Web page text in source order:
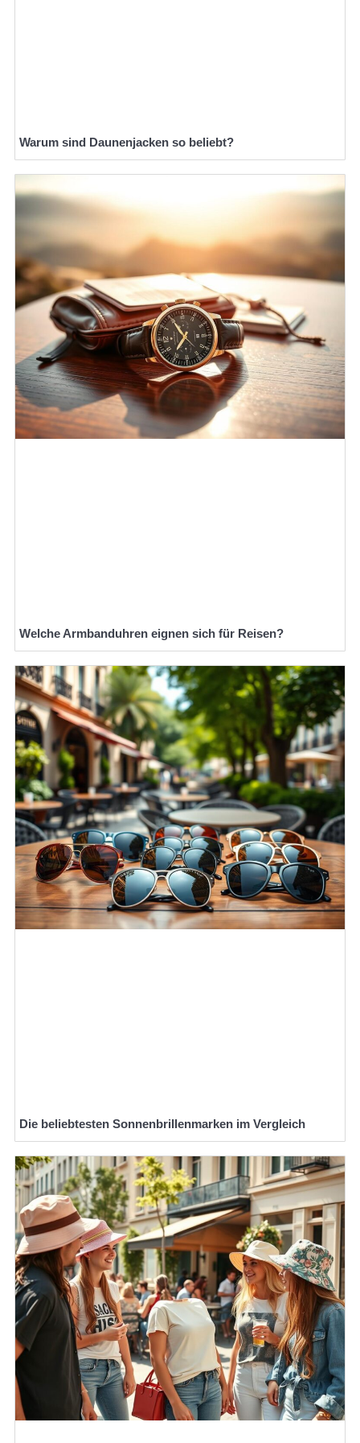
Warum sind Daunenjacken so beliebt?
Welche Armbanduhren eignen sich für Reisen?
Die beliebtesten Sonnenbrillenmarken im Vergleich